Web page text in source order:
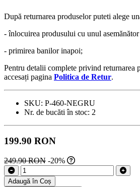
După returnarea produselor puteti alege
- înlocuirea produsului cu unul
- primirea banilor inapoi;
Pentru detalii complete privind returnarea
accesați pagina Politica de Retur.
SKU: P-460-NEGRU
Nr. de bucăti în stoc: 2
199.90 RON
249.90 RON -20%
Adaugă în Coș